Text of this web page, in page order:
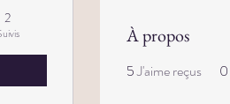
À propos
5J'aime reçus 0
2